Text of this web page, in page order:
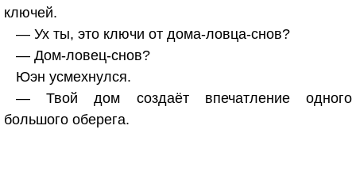
ключей.
— Ух ты, это ключи от дома-ловца-снов?
— Дом-ловец-снов?
Юэн усмехнулся.
— Твой дом создаёт впечатление одного
большого оберега.